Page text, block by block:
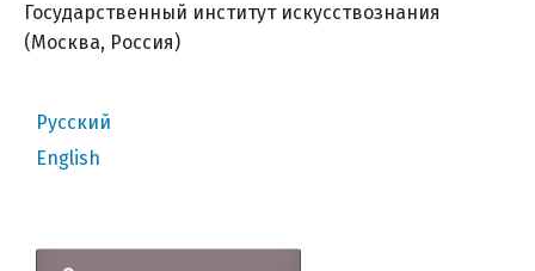
Государственный институт искусствознания
(Москва, Россия)
Русский
English